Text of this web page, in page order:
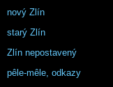
nový Zlín
starý Zlín
Zlín nepostavený
pêle-mêle, odkazy